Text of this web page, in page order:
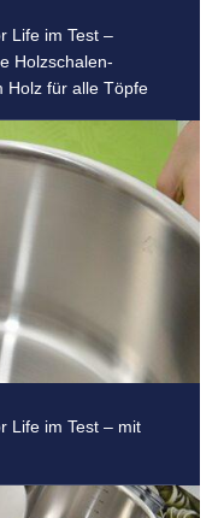
Life im Test –
Holzschalen-
Holz für alle Töpfe
Life im Test – mit